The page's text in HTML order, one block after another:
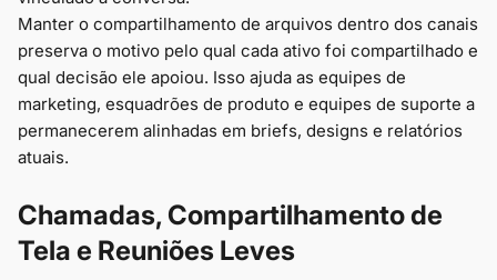
Manter o compartilhamento de arquivos dentro dos canais
preserva o motivo pelo qual cada ativo foi compartilhado e
qual decisão ele apoiou. Isso ajuda as equipes de
marketing, esquadrões de produto e equipes de suporte a
permanecerem alinhadas em briefs, designs e relatórios
atuais.
Chamadas, Compartilhamento de
Tela e Reuniões Leves